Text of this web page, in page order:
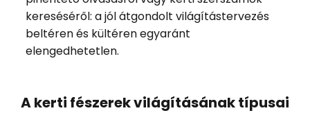
kereséséről: a jól átgondolt világítástervezés
beltéren és kültéren egyaránt
elengedhetetlen.
A kerti fészerek világításának típusai